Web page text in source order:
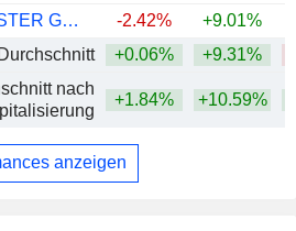
TEMPLE & WEBSTER GROUP LTD
-2.42% +9.01%
Durchschnitt
+0.06% +9.31%
nach
+1.84% +10.59%
anzeigen